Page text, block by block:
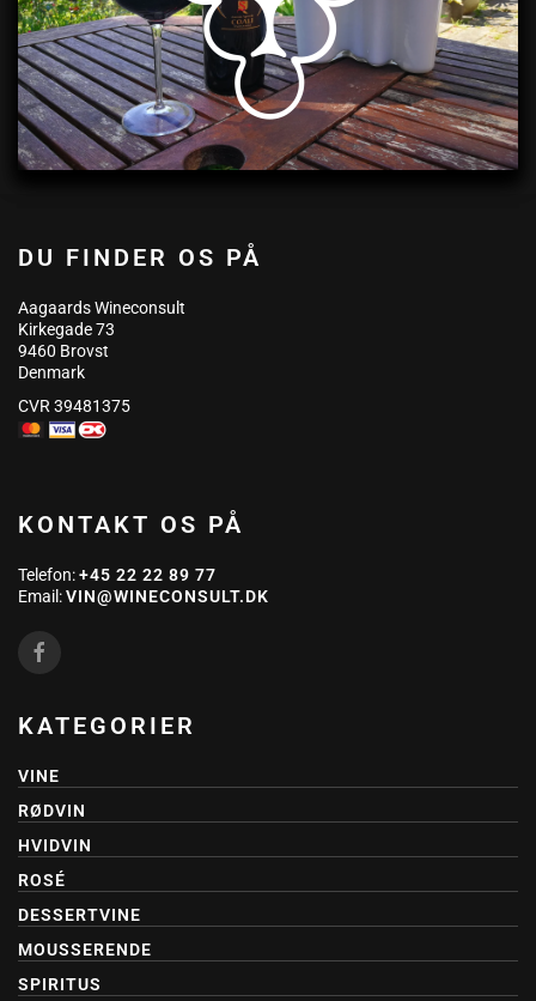
DU FINDER OS PÅ
Aagaards Wineconsult
Kirkegade 73
9460 Brovst
Denmark
CVR 39481375
KONTAKT OS PÅ
Telefon:+45 22 22 89 77
Email:VIN@WINECONSULT.DK
KATEGORIER
VINE
RØDVIN
HVIDVIN
ROSÉ
DESSERTVINE
MOUSSERENDE
SPIRITUS